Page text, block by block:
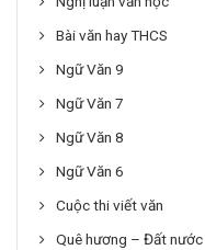
Bài văn hay THCS
Ngữ Văn 9
Ngữ Văn 7
Ngữ Văn 8
Ngữ Văn 6
Cuộc thi viết văn
Quê hương – Đất nước